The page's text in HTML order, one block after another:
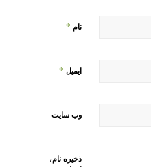
نام *
ایمیل *
وب‌ سایت
ذخیره نام،